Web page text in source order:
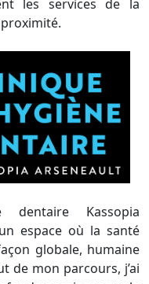
les services de la
Kassopia
espace où la santé
globale, humaine
de mon parcours, j’ai